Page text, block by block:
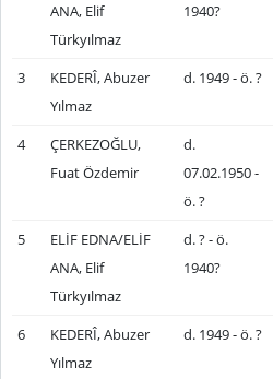
ANA, Elif
Türkyılmaz
1940?
3
KEDERÎ, Abuzer
Yılmaz
d. 1949 - ö. ?
4
ÇERKEZOĞLU,
Fuat Özdemir
d.
07.02.1950 -
ö. ?
5
ELİF EDNA/ELİF
ANA, Elif
Türkyılmaz
d. ? - ö.
1940?
6
KEDERÎ, Abuzer
Yılmaz
d. 1949 - ö. ?